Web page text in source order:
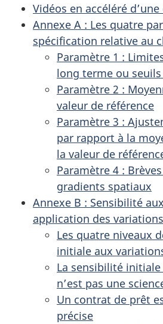
Vidéos en accéléré
Annexe A : Les quatre
spécification relative au
Paramètre 1 :
long terme ou
Paramètre 2 :
valeur de référence
Paramètre 3 :
par rapport à la
la valeur de
Paramètre 4 :
gradients spatiaux
Annexe B : Sensibilité
application des
Les quatre niveaux
initiale aux
La sensibilité
n’est pas une
Un contrat de prêt
précise